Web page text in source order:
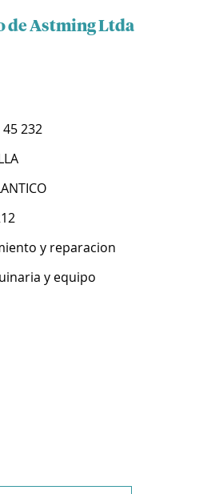
de Astming Ltda
45 232
y reparacion
y equipo